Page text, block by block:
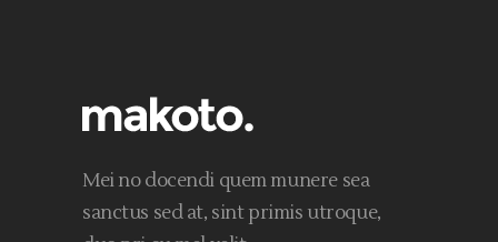
Mei no docendi quem munere sea
sanctus sed at, sint primis utroque,